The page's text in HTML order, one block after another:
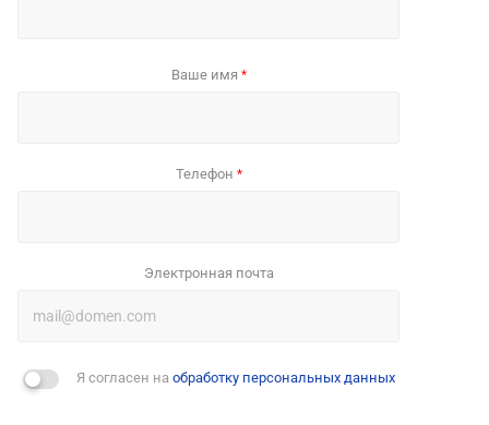
Ваше имя *
Телефон *
Электронная почта
Я согласен на обработку персональных данных